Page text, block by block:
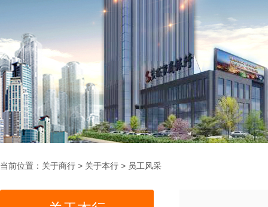
当前位置： 关于商行 > 关于本行 > 员工风采